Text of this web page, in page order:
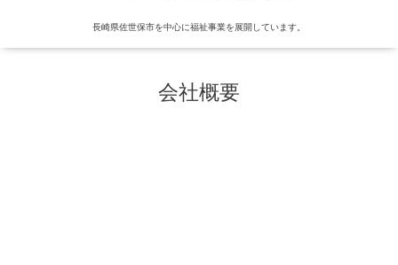
長崎県佐世保市を中心に福祉事業を展開しています。
会社概要